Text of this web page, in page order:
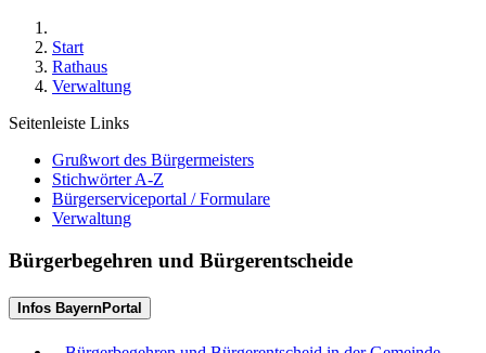
Start
Rathaus
Verwaltung
Seitenleiste Links
Grußwort des Bürgermeisters
Stichwörter A-Z
Bürgerserviceportal / Formulare
Verwaltung
Bürgerbegehren und Bürgerentscheide
Infos BayernPortal